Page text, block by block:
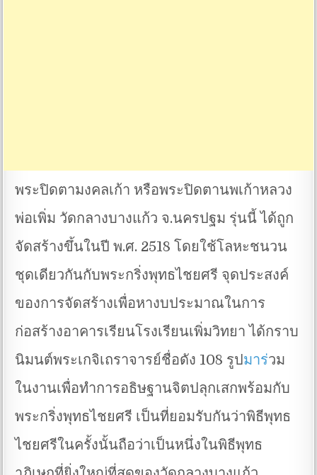
พระปิดตามงคลเก้า หรือพระปิดตานพเก้าหลวง
พ่อเพิ่ม วัดกลางบางแก้ว จ.นครปฐม รุ่นนี้ ได้ถูก
จัดสร้างขึ้นในปี พ.ศ. 2518 โดยใช้โลหะชนวน
ชุดเดียวกันกับพระกริ่งพุทธไชยศรี จุดประสงค์
ของการจัดสร้างเพื่อหางบประมาณในการ
ก่อสร้างอาคารเรียนโรงเรียนเพิ่มวิทยา ได้กราบ
นิมนต์พระเกจิเถราจารย์ชื่อดัง 108 รูปมาร่วม
ในงานเพื่อทำการอธิษฐานจิตปลุกเสกพร้อมกับ
พระกริ่งพุทธไชยศรี เป็นที่ยอมรับกันว่าพิธีพุทธ
ไชยศรีในครั้งนั้นถือว่าเป็นหนึ่งในพิธีพุทธ